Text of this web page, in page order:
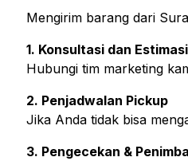
Mengirim barang dari
1. Konsultasi dan Estimasi
Hubungi tim marketing
2. Penjadwalan Pickup
Jika Anda tidak bisa
3. Pengecekan &